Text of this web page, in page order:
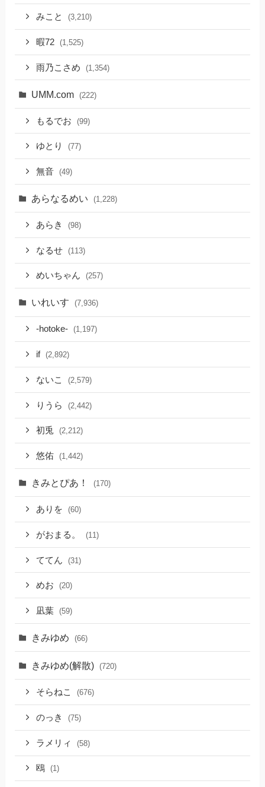
みこと (3,210)
暇72 (1,525)
雨乃こさめ (1,354)
UMM.com (222)
もるでお (99)
ゆとり (77)
無音 (49)
あらなるめい (1,228)
あらき (98)
なるせ (113)
めいちゃん (257)
いれいす (7,936)
-hotoke- (1,197)
if (2,892)
ないこ (2,579)
りうら (2,442)
初兎 (2,212)
悠佑 (1,442)
きみとぴあ！ (170)
ありを (60)
がおまる。 (11)
ててん (31)
めお (20)
凪葉 (59)
きみゆめ (66)
きみゆめ(解散) (720)
そらねこ (676)
のっき (75)
ラメリィ (58)
鴎 (1)